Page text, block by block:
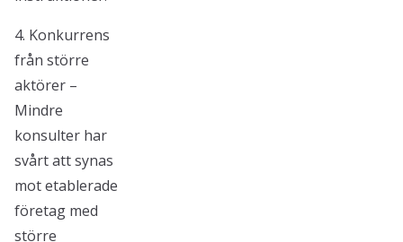
4. Konkurrens
från större
aktörer –
Mindre
konsulter har
svårt att synas
mot etablerade
företag med
större